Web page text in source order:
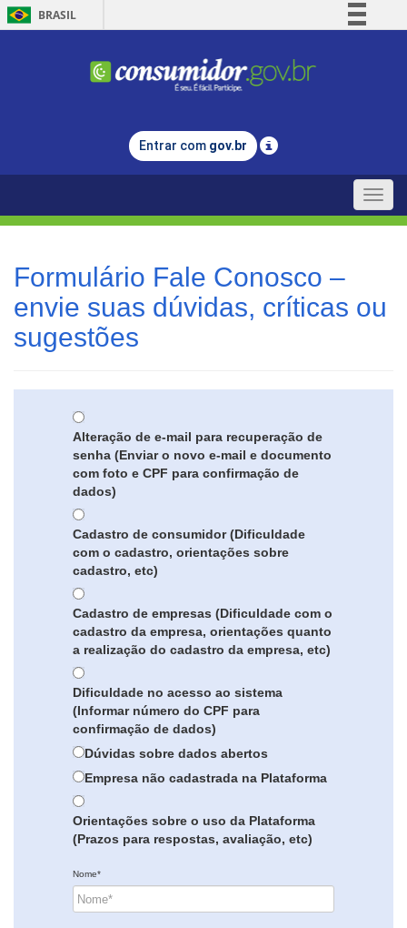
BRASIL
Comunica BR
Legislação
Entrar com gov.br
Toggle
Formulário Fale Conosco –
envie suas dúvidas, críticas ou
sugestões
Alteração de e-mail para recuperação de
senha (Enviar o novo e-mail e documento
com foto e CPF para confirmação de
dados)
Cadastro de consumidor (Dificuldade
com o cadastro, orientações sobre
cadastro, etc)
Cadastro de empresas (Dificuldade com o
cadastro da empresa, orientações quanto
a realização do cadastro da empresa, etc)
Dificuldade no acesso ao sistema
(Informar número do CPF para
confirmação de dados)
Dúvidas sobre dados abertos
Empresa não cadastrada na Plataforma
Orientações sobre o uso da Plataforma
(Prazos para respostas, avaliação, etc)
Nome*